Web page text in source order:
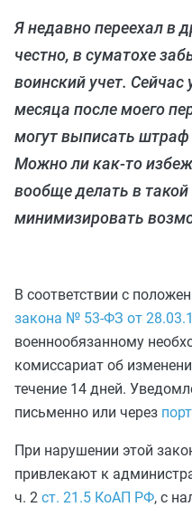
Я недавно переехал в
честно, в суматохе
воинский учет.
месяца после моего
могут выписать штраф
Можно ли как-то
вообще делать в
минимизировать
В соответствии с
закона № 53-ФЗ от
военнообязанному
комиссариат об
течение 14 дней.
письменно или через
При нарушении этой
привлекают к
ч. 2 ст. 21.5 КоАП РФ, с